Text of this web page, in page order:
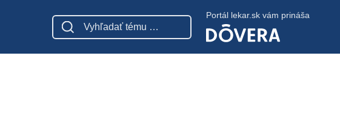
Portál lekar.sk vám prináša